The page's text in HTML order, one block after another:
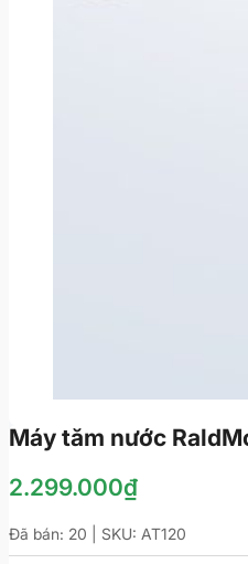
Máy tăm nước
2.299.000₫
Đã bán: 20 | SKU: AT120